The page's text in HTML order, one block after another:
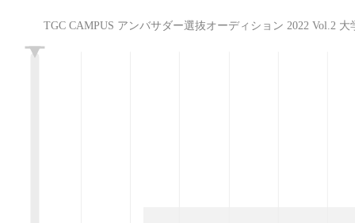
TGC CAMPUS アンバサダー選抜オーディション 2022 Vol.2